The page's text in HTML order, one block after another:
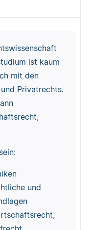
ist kaum
mit den
Privatrechts.
und